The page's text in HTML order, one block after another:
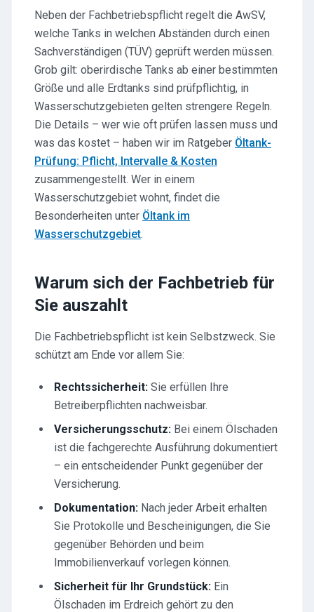
Neben der Fachbetriebspflicht regelt die AwSV,
welche Tanks in welchen Abständen durch einen
Sachverständigen (TÜV) geprüft werden müssen.
Grob gilt: oberirdische Tanks ab einer bestimmten
Größe und alle Erdtanks sind prüfpflichtig, in
Wasserschutzgebieten gelten strengere Regeln.
Die Details – wer wie oft prüfen lassen muss und
was das kostet – haben wir im Ratgeber Öltank-
Prüfung: Pflicht, Intervalle & Kosten
zusammengestellt. Wer in einem
Wasserschutzgebiet wohnt, findet die
Besonderheiten unter Öltank im
Wasserschutzgebiet.
Warum sich der Fachbetrieb für
Sie auszahlt
Die Fachbetriebspflicht ist kein Selbstzweck. Sie
schützt am Ende vor allem Sie:
Rechtssicherheit: Sie erfüllen Ihre
Betreiberpflichten nachweisbar.
Versicherungsschutz: Bei einem Ölschaden
ist die fachgerechte Ausführung dokumentiert
– ein entscheidender Punkt gegenüber der
Versicherung.
Dokumentation: Nach jeder Arbeit erhalten
Sie Protokolle und Bescheinigungen, die Sie
gegenüber Behörden und beim
Immobilienverkauf vorlegen können.
Sicherheit für Ihr Grundstück: Ein
Ölschaden im Erdreich gehört zu den